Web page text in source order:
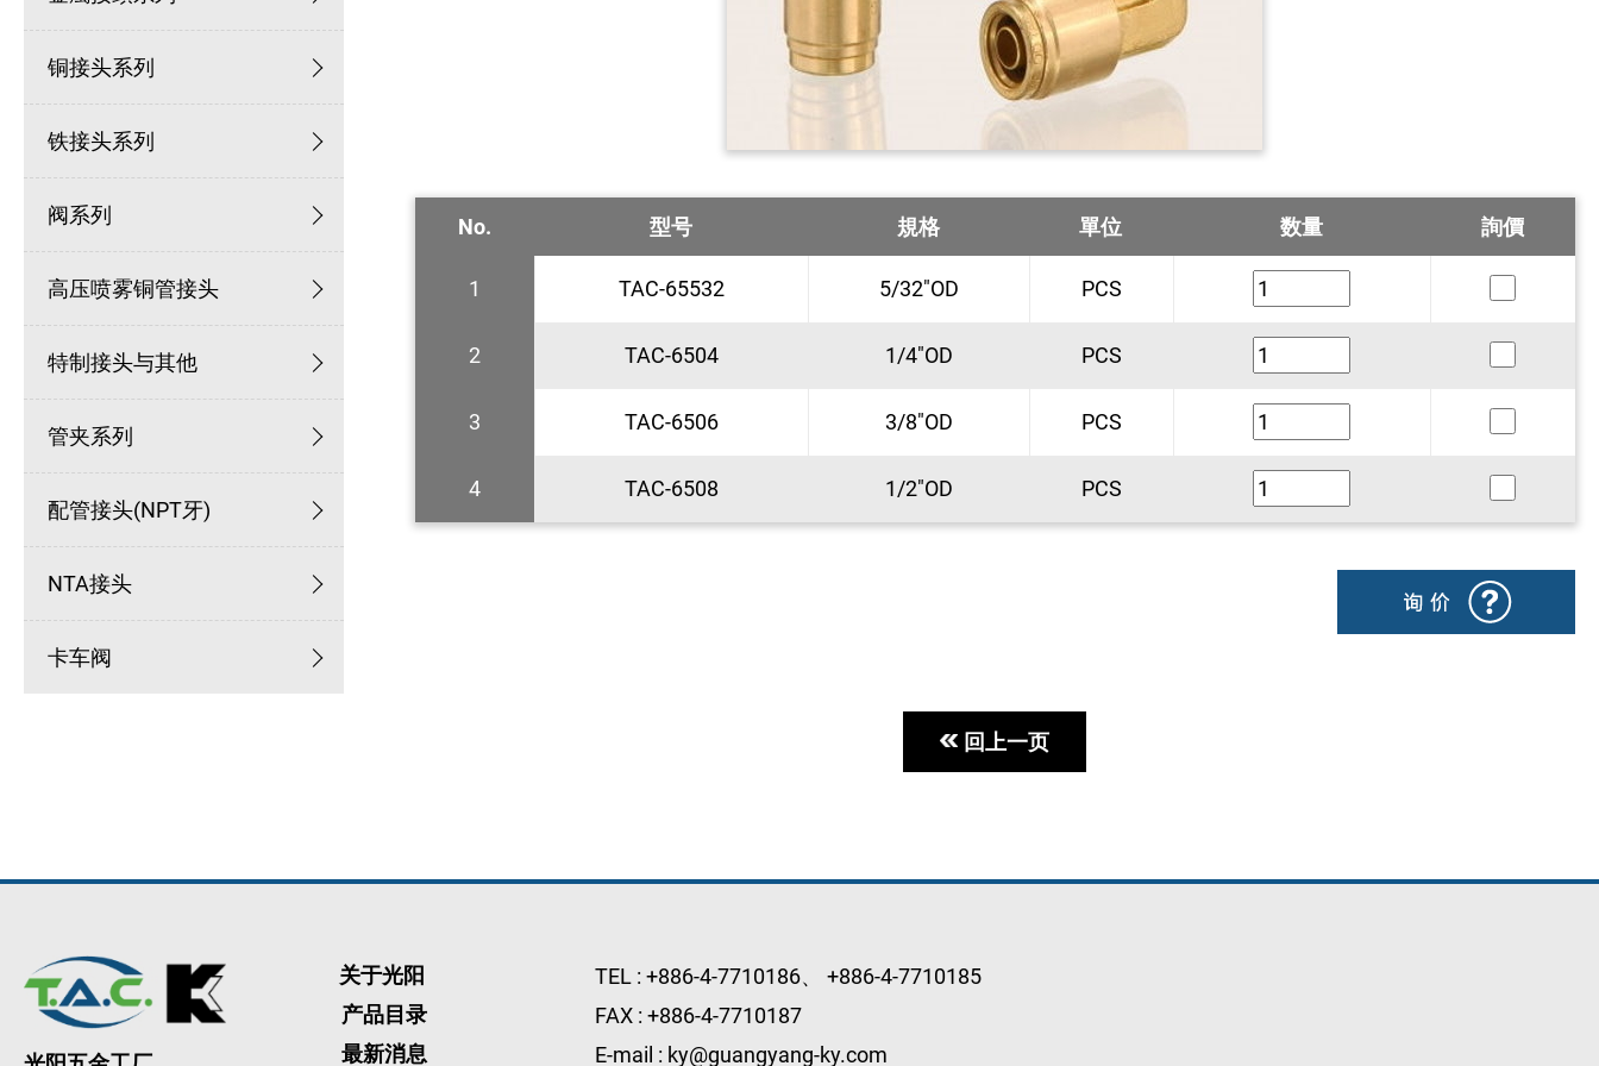
铜接头系列
铁接头系列
阀系列
高压喷雾铜管接头
特制接头与其他
管夹系列
配管接头(NPT牙)
NTA接头
卡车阀
No. 型号 規格 單位 数量 詢價
1 TAC-65532 5/32"OD PCS
2 TAC-6504 1/4"OD PCS
3 TAC-6506 3/8"OD PCS
4 TAC-6508 1/2"OD PCS
回上一页
关于光阳
产品目录
最新消息
TEL : +886-4-7710186、 +886-4-7710185
FAX : +886-4-7710187
E-mail : ky@guangyang-ky.com